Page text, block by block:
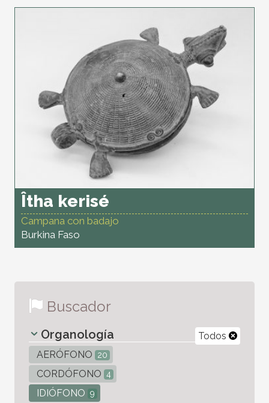
Îtha kerisé
Campana con badajo
Burkina Faso
Buscador
Todos
Organología
AERÓFONO 20
CORDÓFONO 4
IDIÓFONO 9